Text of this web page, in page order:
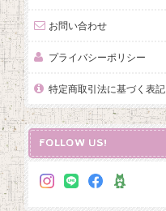
お問い合わせ
プライバシーポリシー
特定商取引法に基づく表記
FOLLOW US!